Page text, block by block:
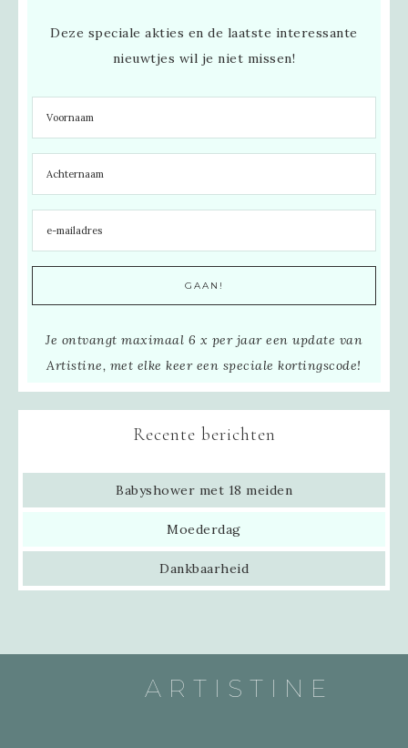
Deze speciale akties en de laatste interessante
nieuwtjes wil je niet missen!
Je ontvangt maximaal 6 x per jaar een update van
Artistine, met elke keer een speciale kortingscode!
Recente berichten
Babyshower met 18 meiden
Moederdag
Dankbaarheid
ARTISTINE